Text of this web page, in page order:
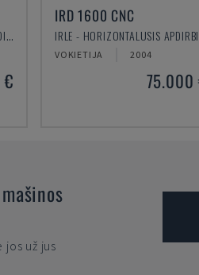
OKUMA - HORIZONTALUSIS APDIRBIMO CENTRAS
IRD 1600 CNC
VOKIETIJA 2004
75.000
už jus